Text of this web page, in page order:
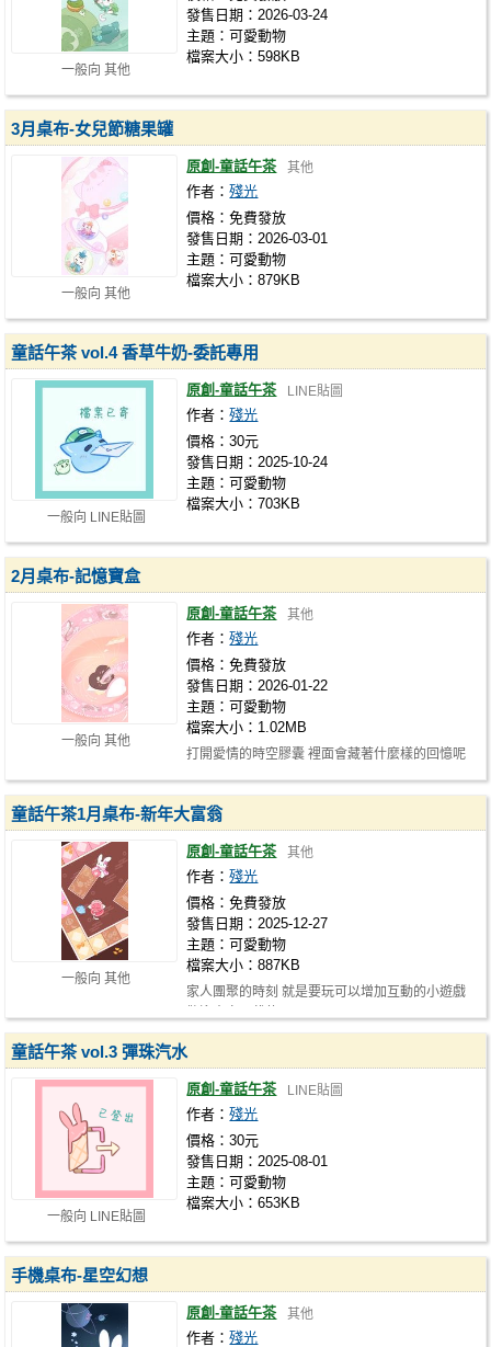
一般向 其他
發售日期：2026-03-24
主題：可愛動物
檔案大小：598KB
一般向 其他
3月桌布-女兒節糖果罐
原創-童話午茶 其他
作者：殘光
價格：免費發放
發售日期：2026-03-01
主題：可愛動物
檔案大小：879KB
一般向 LINE貼圖
童話午茶 vol.4 香草牛奶-委託專用
原創-童話午茶 LINE貼圖
作者：殘光
價格：30元
發售日期：2025-10-24
主題：可愛動物
檔案大小：703KB
一般向 其他
2月桌布-記憶寶盒
原創-童話午茶 其他
作者：殘光
價格：免費發放
發售日期：2026-01-22
主題：可愛動物
檔案大小：1.02MB
打開愛情的時空膠囊 裡面會藏著什麼樣的回憶呢
一般向 其他
童話午茶1月桌布-新年大富翁
原創-童話午茶 其他
作者：殘光
價格：免費發放
發售日期：2025-12-27
主題：可愛動物
檔案大小：887KB
家人團聚的時刻 就是要玩可以增加互動的小遊戲
一般向 LINE貼圖
童話午茶 vol.3 彈珠汽水
原創-童話午茶 LINE貼圖
作者：殘光
價格：30元
發售日期：2025-08-01
主題：可愛動物
檔案大小：653KB
手機桌布-星空幻想
原創-童話午茶 其他
作者：殘光